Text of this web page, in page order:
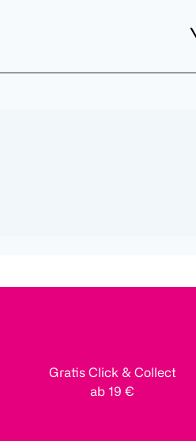
Gratis Click & Collect
ab 19 €